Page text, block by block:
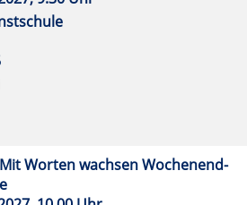
Worten wachsen Wochenend-